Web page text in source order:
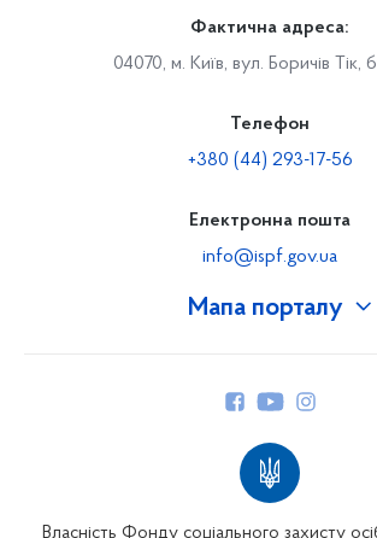
Мапа порталу
Фактична адреса:
04070, м. Київ, вул. Боричів Тік,
Телефон
+380 (44) 293-17-56
Електронна пошта
info@ispf.gov.ua
Власність Фонду соціального захисту